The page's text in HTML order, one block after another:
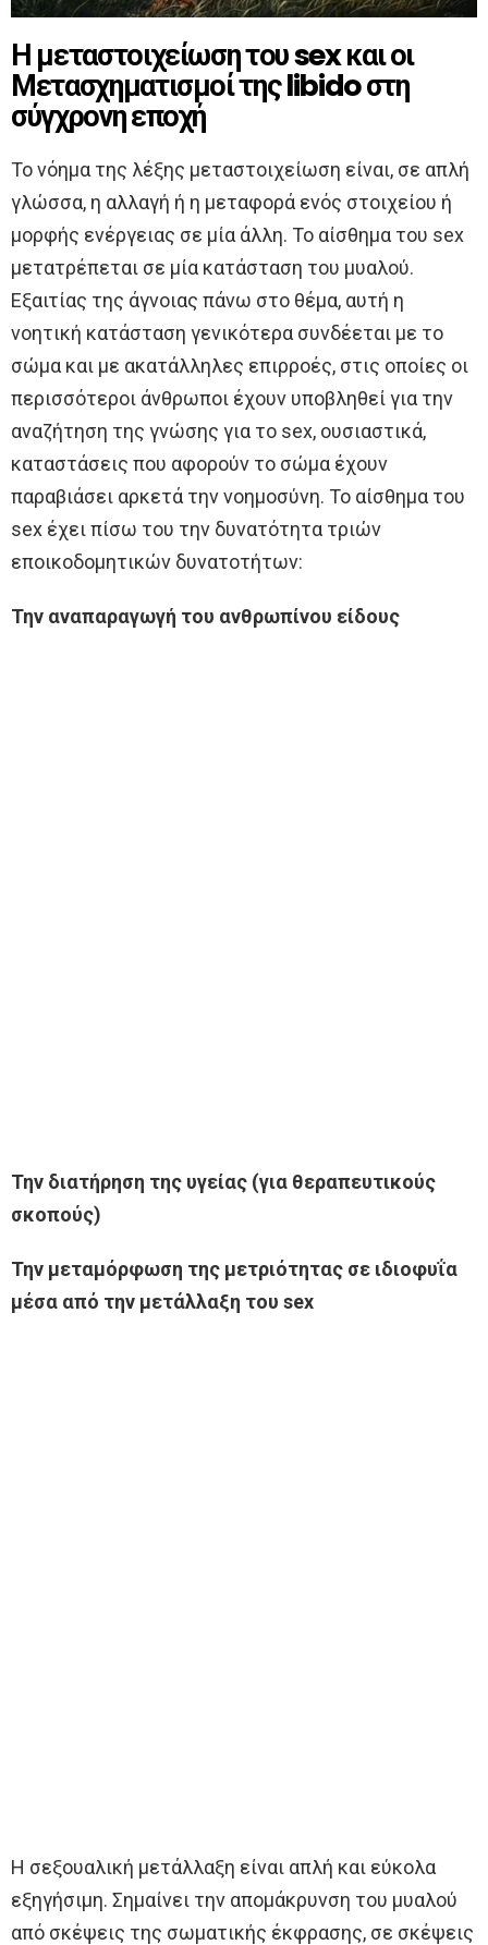
Η μεταστοιχείωση του sex και οι
Μετασχηματισμοί της libido στη
σύγχρονη εποχή
Το νόημα της λέξης μεταστοιχείωση είναι, σε απλή
γλώσσα, η αλλαγή ή η μεταφορά ενός στοιχείου ή
μορφής ενέργειας σε μία άλλη. Το αίσθημα του sex
μετατρέπεται σε μία κατάσταση του μυαλού.
Εξαιτίας της άγνοιας πάνω στο θέμα, αυτή η
νοητική κατάσταση γενικότερα συνδέεται με το
σώμα και με ακατάλληλες επιρροές, στις οποίες οι
περισσότεροι άνθρωποι έχουν υποβληθεί για την
αναζήτηση της γνώσης για το sex, ουσιαστικά,
καταστάσεις που αφορούν το σώμα έχουν
παραβιάσει αρκετά την νοημοσύνη. Το αίσθημα του
sex έχει πίσω του την δυνατότητα τριών
εποικοδομητικών δυνατοτήτων:
Την αναπαραγωγή του ανθρωπίνου είδους
Την διατήρηση της υγείας (για θεραπευτικούς
σκοπούς)
Την μεταμόρφωση της μετριότητας σε ιδιοφυΐα
μέσα από την μετάλλαξη του sex
Η σεξουαλική μετάλλαξη είναι απλή και εύκολα
εξηγήσιμη. Σημαίνει την απομάκρυνση του μυαλού
από σκέψεις της σωματικής έκφρασης, σε σκέψεις